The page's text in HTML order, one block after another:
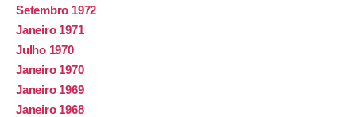
Setembro 1972
Janeiro 1971
Julho 1970
Janeiro 1970
Janeiro 1969
Janeiro 1968